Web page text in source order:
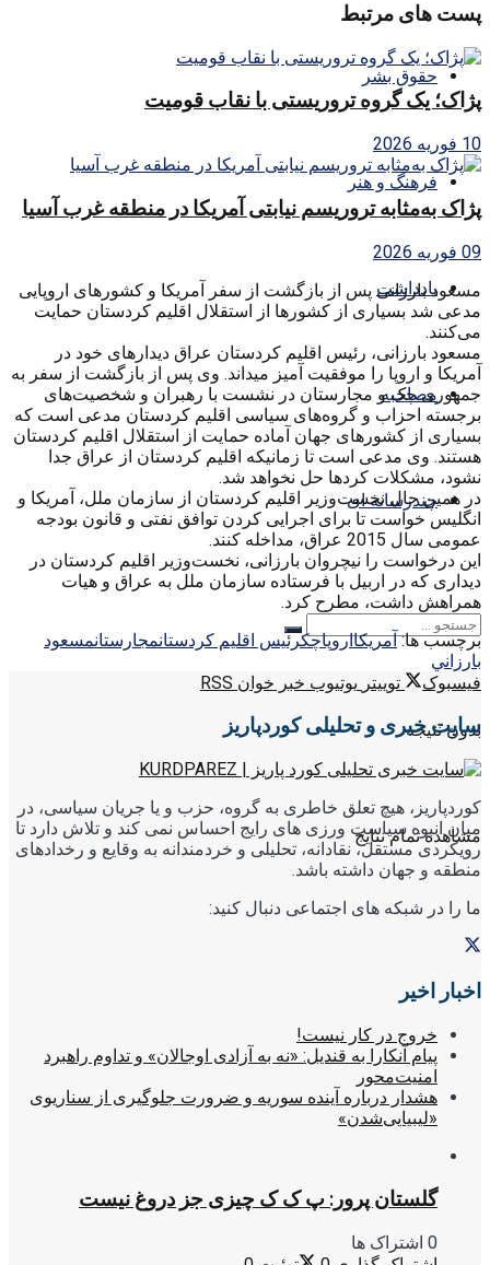
حقوق بشر
فرهنگ و هنر
یادداشت
مصاحبه
چندرسانه ای
بدون نتیجه
مشاهده تمام نتایج
پست های مرتبط
پژاک؛ یک گروه تروریستی با نقاب قومیت
10 فوریه 2026
پژاک به‌مثابه تروریسم نیابتی آمریکا در منطقه غرب آسیا
09 فوریه 2026
مسعود بارزانی پس از بازگشت از سفر آمریکا و کشورهای اروپایی
مدعی شد بسیاری از کشورها از استقلال اقلیم کردستان حمایت
می‌کنند.
مسعود بارزانی، رئیس اقلیم کردستان عراق دیدارهای خود در
آمریکا و اروپا را موفقیت آمیز می​داند. وی پس از بازگشت از سفر به
جمهوری چک و مجارستان در نشست با رهبران و شخصیت‌های
برجسته احزاب و گروه‌های سیاسی اقلیم کردستان مدعی است که
بسیاری از کشورهای جهان آماده‌ حمایت از استقلال اقلیم کردستان
هستند. وی مدعی است تا زمانی​که اقلیم کردستان از عراق جدا
نشود، مشکلات کردها حل نخواهد شد.
در همین حال نخست‌وزیر اقلیم کردستان از سازمان ملل، آمریکا و
انگلیس خواست تا برای اجرایی کردن توافق نفتی و قانون بودجه
عمومی سال 2015 عراق، مداخله کنند.
این درخواست را نیچروان بارزانی، نخست‌وزیر اقلیم کردستان در
دیداری که در اربیل با فرستاده سازمان ملل به عراق و هیات
همراهش داشت، مطرح کرد.
برچسب ها: آمريكااروپاچكرئيس اقليم كردستانمجارستانمسعود
بارزاني
فیسبوک
توییتر یوتیوب خبر خوان RSS
سایت خبری و تحلیلی کوردپاریز
کوردپاریز، هیچ تعلق خاطری به گروه، حزب و یا جریان سیاسی، در
میان انبوه سیاست ورزی های رایج احساس نمی کند و تلاش دارد تا
رویکردی مستقل، نقادانه، تحلیلی و خردمندانه به وقایع و رخدادهای
منطقه و جهان داشته باشد.
ما را در شبکه های اجتماعی دنبال کنید:
اخبار اخیر
خروج در کار نیست!
پیام آنکارا به قندیل: «نه به آزادی اوجالان» و تداوم راهبرد
امنیت‌محور
هشدار درباره آینده سوریه و ضرورت جلوگیری از سناریوی
«لیبیایی‌شدن»
گلستان پرور: پ ک ک چیزی جز دروغ نیست
0 اشتراک ها